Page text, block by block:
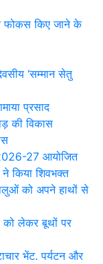
फोकस किए जाने के
‘सम्मान सेतु
प्रसाद
की विकास
27 आयोजित
ने किया शिवभक्त
को अपने हाथों से
को लेकर बूथों पर
भेंट. पर्यटन और